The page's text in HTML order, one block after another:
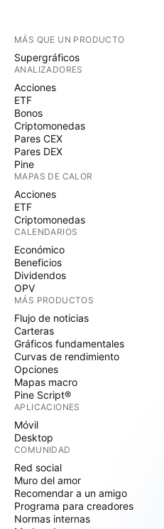
MÁS QUE UN PRODUCTO
Supergráficos
ANALIZADORES
Acciones
ETF
Bonos
Criptomonedas
Pares CEX
Pares DEX
Pine
MAPAS DE CALOR
Acciones
ETF
Criptomonedas
CALENDARIOS
Económico
Beneficios
Dividendos
OPV
MÁS PRODUCTOS
Flujo de noticias
Carteras
Gráficos fundamentales
Curvas de rendimiento
Opciones
Mapas macro
Pine Script®
APLICACIONES
Móvil
Desktop
COMUNIDAD
Red social
Muro del amor
Recomendar a un amigo
Programa para creadores
Normas internas